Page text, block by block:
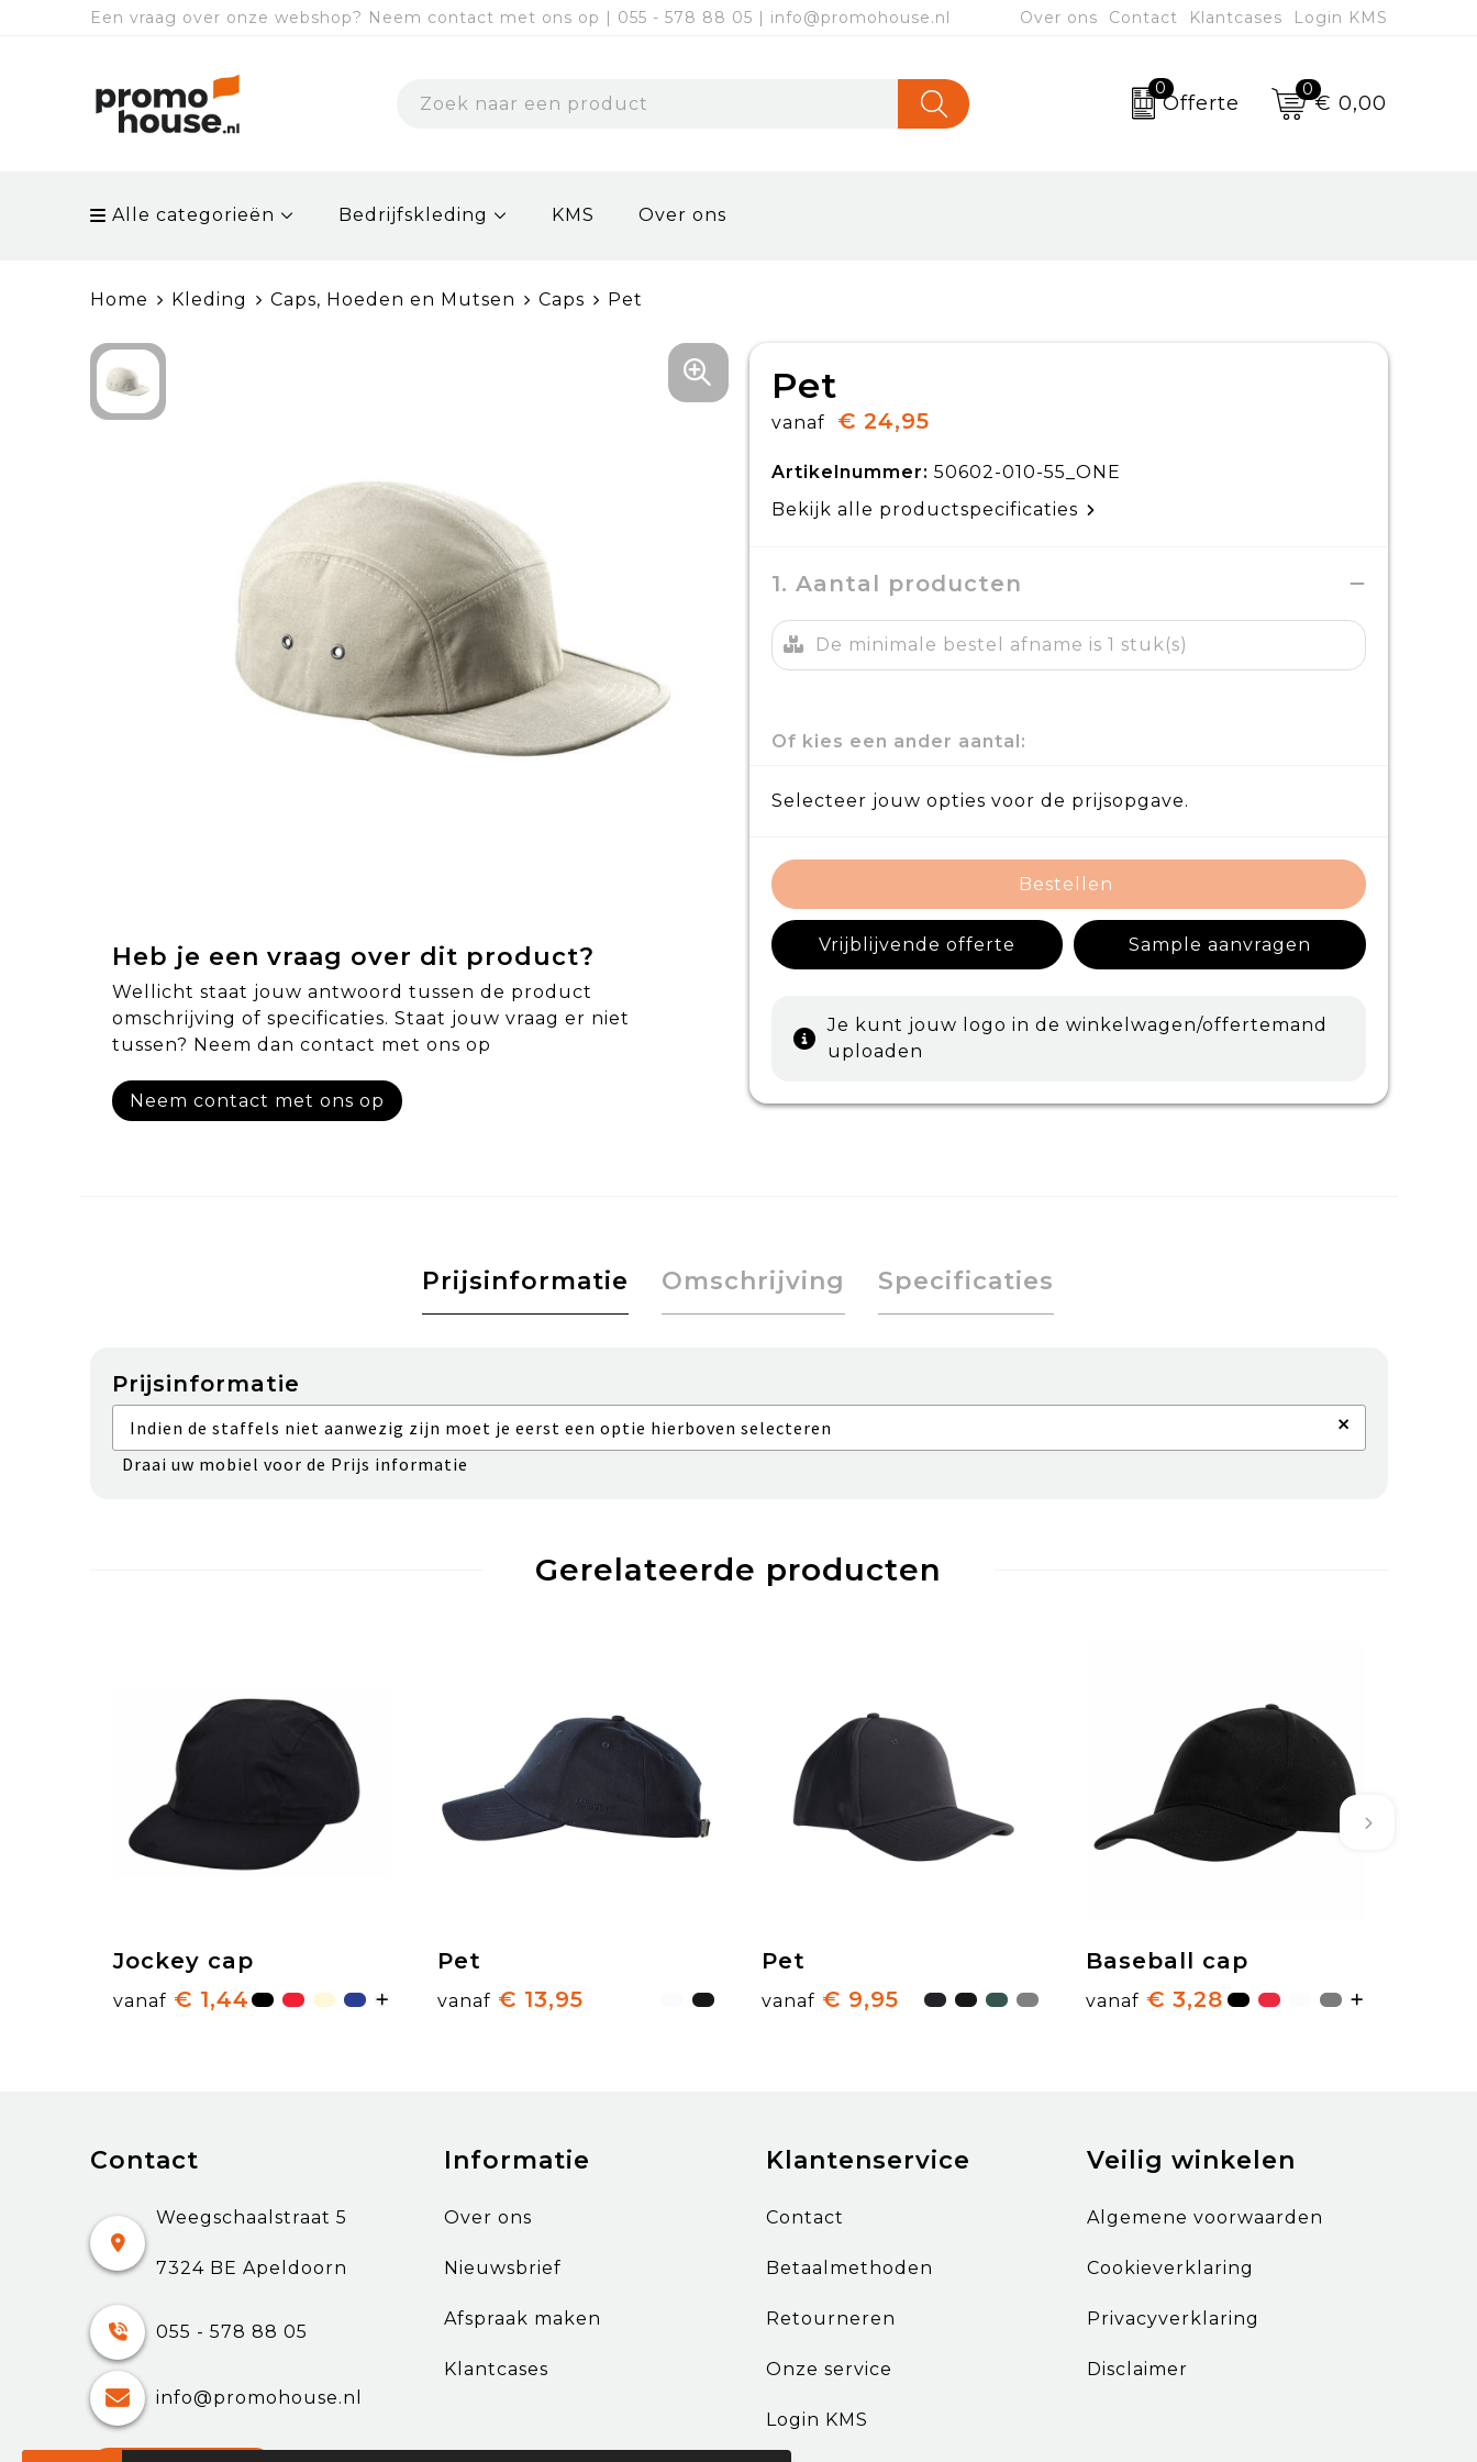
Een vraag over onze webshop? Neem contact met ons op | 055 - 578 88 05 | info@promohouse.nl Over ons Contact Klantcases Login KMS
0
Offerte
0
€ 0,00
Alle categorieën Bedrijfskleding KMS Over ons
Home Kleding Caps, Hoeden en Mutsen Caps Pet
Heb je een vraag over dit product?
Wellicht staat jouw antwoord tussen de product
omschrijving of specificaties. Staat jouw vraag er niet
tussen? Neem dan contact met ons op
Neem contact met ons op
Pet
vanaf € 24,95
Artikelnummer: 50602-010-55_ONE
Bekijk alle productspecificaties
1. Aantal producten
De minimale bestel afname is 1 stuk(s)
Of kies een ander aantal:
Selecteer jouw opties voor de prijsopgave.
Bestellen
Vrijblijvende offerte Sample aanvragen
Je kunt jouw logo in de winkelwagen/offertemand
uploaden
Prijsinformatie Omschrijving Specificaties
Prijsinformatie
Indien de staffels niet aanwezig zijn moet je eerst een optie hierboven selecteren ×
Draai uw mobiel voor de Prijs informatie
Gerelateerde producten
Jockey cap
vanaf € 1,44
Pet
vanaf € 13,95
Pet
vanaf € 9,95
Baseball cap
vanaf € 3,28
Contact
Weegschaalstraat 5
7324 BE Apeldoorn
055 - 578 88 05
info@promohouse.nl
Informatie
Over ons
Nieuwsbrief
Afspraak maken
Klantcases
Klantenservice
Contact
Betaalmethoden
Retourneren
Onze service
Login KMS
Veilig winkelen
Algemene voorwaarden
Cookieverklaring
Privacyverklaring
Disclaimer